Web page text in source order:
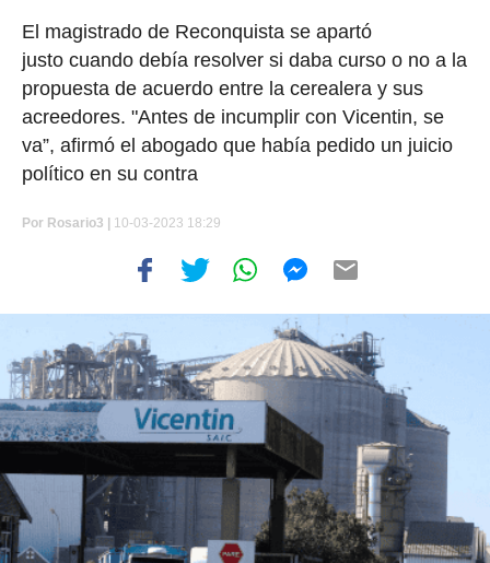
El magistrado de Reconquista se apartó
justo cuando debía resolver si daba curso o no a la
propuesta de acuerdo entre la cerealera y sus
acreedores. "Antes de incumplir con Vicentin, se
va”, afirmó el abogado que había pedido un juicio
político en su contra
Por Rosario3 | 10-03-2023 18:29